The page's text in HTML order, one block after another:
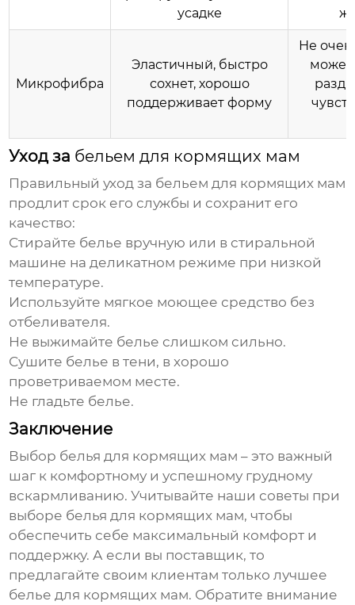
усадке
Микрофибра
Эластичный, быстро
сохнет, хорошо
поддерживает форму
Не
может
Уход за бельем для кормящих мам
Правильный уход за бельем для кормящих мам
продлит срок его службы и сохранит его
качество:
Стирайте белье вручную или в стиральной
машине на деликатном режиме при низкой
температуре.
Используйте мягкое моющее средство без
отбеливателя.
Не выжимайте белье слишком сильно.
Сушите белье в тени, в хорошо
проветриваемом месте.
Не гладьте белье.
Заключение
Выбор белья для кормящих мам – это важный
шаг к комфортному и успешному грудному
вскармливанию. Учитывайте наши советы при
выборе белья для кормящих мам, чтобы
обеспечить себе максимальный комфорт и
поддержку. А если вы поставщик, то
предлагайте своим клиентам только лучшее
белье для кормящих мам. Обратите внимание